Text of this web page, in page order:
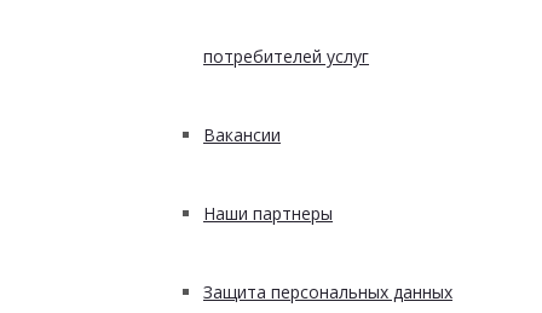
потребителей услуг
Вакансии
Наши партнеры
Защита персональных данных